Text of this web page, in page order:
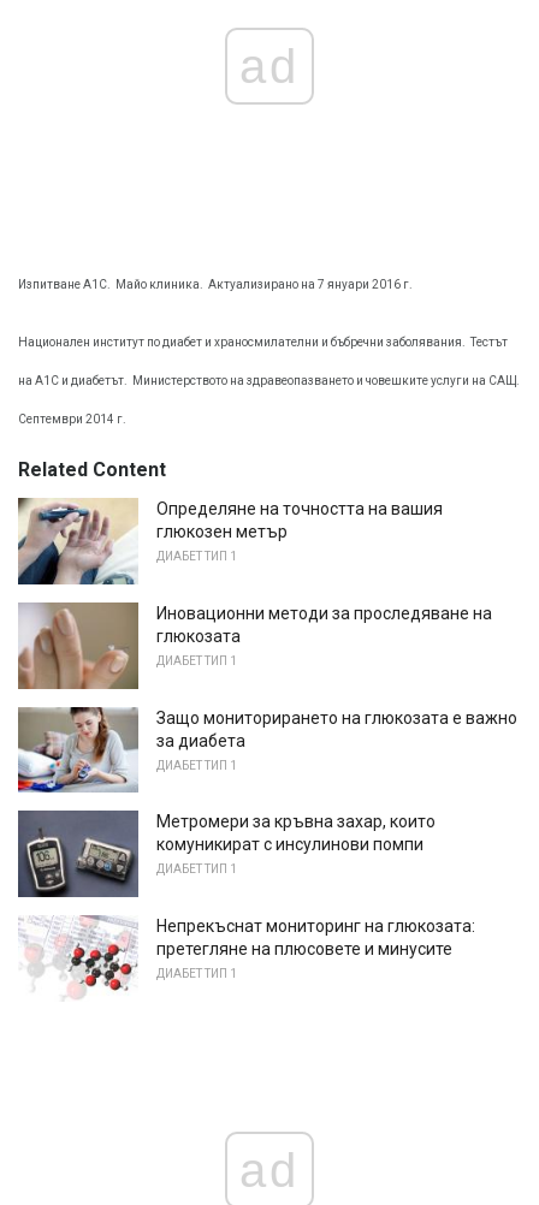
ad
Изпитване A1C. Майо клиника. Актуализирано на 7 януари 2016 г.
Национален институт по диабет и храносмилателни и бъбречни заболявания. Тестът
на А1С и диабетът. Министерството на здравеопазването и човешките услуги на САЩ.
Септември 2014 г.
Related Content
Определяне на точността на вашия
глюкозен метър
ДИАБЕТ ТИП 1
Иновационни методи за проследяване на
глюкозата
ДИАБЕТ ТИП 1
Защо мониторирането на глюкозата е важно
за диабета
ДИАБЕТ ТИП 1
Метромери за кръвна захар, които
комуникират с инсулинови помпи
ДИАБЕТ ТИП 1
Непрекъснат мониторинг на глюкозата:
претегляне на плюсовете и минусите
ДИАБЕТ ТИП 1
ad